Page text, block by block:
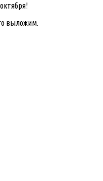
выложим.